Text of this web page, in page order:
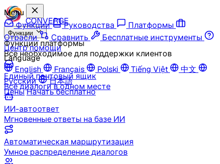
CONVERGE
Функции
Функции платформы
Всё необходимое для поддержки клиентов
Единый почтовый ящик
Все диалоги в одном месте
ИИ-автоответ
Мгновенные ответы на базе ИИ
Автоматическая маршрутизация
Умное распределение диалогов
Menu
Функции
Руководства
Платформы
Отрасли
Сравнить
Бесплатные инструменты
Центр помощи
Language
English
Français Polski Tiếng Việt
中文
Русский
日本語
ЦеныНачать бесплатно